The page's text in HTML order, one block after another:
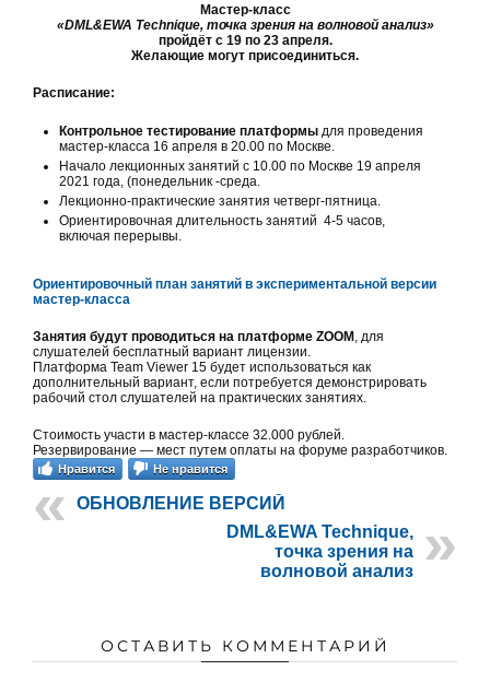
Мастер-класс
«DML&EWA Technique, точка зрения на волновой анализ»
пройдёт с 19 по 23 апреля.
Желающие могут присоединиться.
Расписание:
Контрольное тестирование платформы для проведения
мастер-класса 16 апреля в 20.00 по Москве.
Начало лекционных занятий с 10.00 по Москве 19 апреля
2021 года, (понедельник -среда.
Лекционно-практические занятия четверг-пятница.
Ориентировочная длительность занятий 4-5 часов,
включая перерывы.
Ориентировочный план занятий в экспериментальной версии
мастер-класса
Занятия будут проводиться на платформе ZOOM , для
слушателей бесплатный вариант лицензии.
Платформа Team Viewer 15 будет использоваться как
дополнительный вариант, если потребуется демонстрировать
рабочий стол слушателей на практических занятиях.
Стоимость участи в мастер-классе 32.000 рублей.
Резервирование — мест путем оплаты на форуме разработчиков.
Нравится Не нравится
ОБНОВЛЕНИЕ ВЕРСИЙ
DML&EWA Technique,
точка зрения на
волновой анализ
ОСТАВИТЬ КОММЕНТАРИЙ